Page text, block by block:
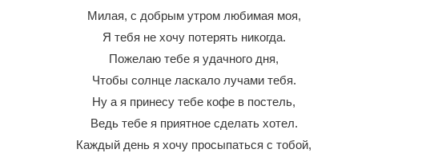
Милая, с добрым утром любимая моя,
Я тебя не хочу потерять никогда.
Пожелаю тебе я удачного дня,
Чтобы солнце ласкало лучами тебя.
Ну а я принесу тебе кофе в постель,
Ведь тебе я приятное сделать хотел.
Каждый день я хочу просыпаться с тобой,